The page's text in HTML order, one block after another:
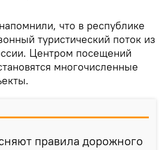
что в республике
туристический поток из
Центром посещений
многочисленные
правила дорожного